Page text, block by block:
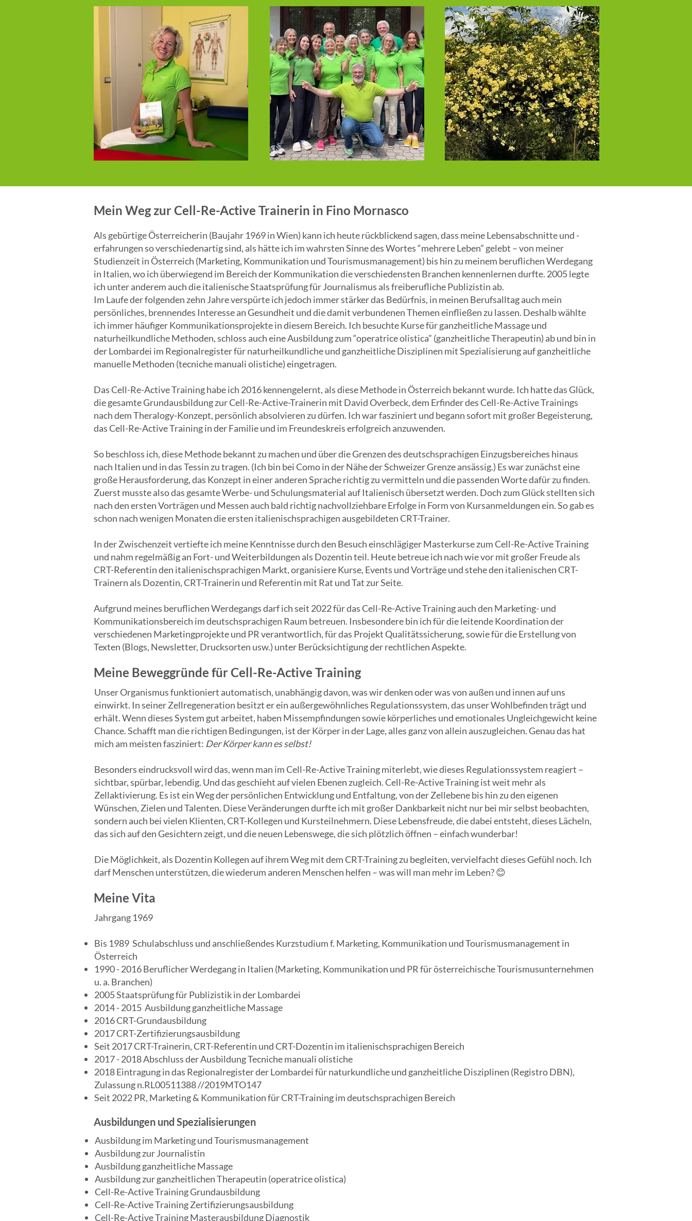
Mein Weg zur Cell-Re-Active Trainerin in Fino Mornasco
Als gebürtige Österreicherin (Baujahr 1969 in Wien) kann ich heute rückblickend sagen, dass meine Lebensabschnitte und -
erfahrungen so verschiedenartig sind, als hätte ich im wahrsten Sinne des Wortes “mehrere Leben” gelebt – von meiner
Studienzeit in Österreich (Marketing, Kommunikation und Tourismusmanagement) bis hin zu meinem beruflichen Werdegang
in Italien, wo ich überwiegend im Bereich der Kommunikation die verschiedensten Branchen kennenlernen durfte. 2005 legte
ich unter anderem auch die italienische Staatsprüfung für Journalismus als freiberufliche Publizistin ab.
Im Laufe der folgenden zehn Jahre verspürte ich jedoch immer stärker das Bedürfnis, in meinen Berufsalltag auch mein
persönliches, brennendes Interesse an Gesundheit und die damit verbundenen Themen einfließen zu lassen. Deshalb wählte
ich immer häufiger Kommunikationsprojekte in diesem Bereich. Ich besuchte Kurse für ganzheitliche Massage und
naturheilkundliche Methoden, schloss auch eine Ausbildung zum “operatrice olistica” (ganzheitliche Therapeutin) ab und bin in
der Lombardei im Regionalregister für naturheilkundliche und ganzheitliche Disziplinen mit Spezialisierung auf ganzheitliche
manuelle Methoden (tecniche manuali olistiche) eingetragen.
Das Cell-Re-Active Training habe ich 2016 kennengelernt, als diese Methode in Österreich bekannt wurde. Ich hatte das Glück,
die gesamte Grundausbildung zur Cell-Re-Active-Trainerin mit David Overbeck, dem Erfinder des Cell-Re-Active Trainings
nach dem Theralogy-Konzept, persönlich absolvieren zu dürfen. Ich war fasziniert und begann sofort mit großer Begeisterung,
das Cell-Re-Active Training in der Familie und im Freundeskreis erfolgreich anzuwenden.
So beschloss ich, diese Methode bekannt zu machen und über die Grenzen des deutschsprachigen Einzugsbereiches hinaus
nach Italien und in das Tessin zu tragen. (Ich bin bei Como in der Nähe der Schweizer Grenze ansässig.) Es war zunächst eine
große Herausforderung, das Konzept in einer anderen Sprache richtig zu vermitteln und die passenden Worte dafür zu finden.
Zuerst musste also das gesamte Werbe- und Schulungsmaterial auf Italienisch übersetzt werden. Doch zum Glück stellten sich
nach den ersten Vorträgen und Messen auch bald richtig nachvollziehbare Erfolge in Form von Kursanmeldungen ein. So gab es
schon nach wenigen Monaten die ersten italienischsprachigen ausgebildeten CRT-Trainer.
In der Zwischenzeit vertiefte ich meine Kenntnisse durch den Besuch einschlägiger Masterkurse zum Cell-Re-Active Training
und nahm regelmäßig an Fort- und Weiterbildungen als Dozentin teil. Heute betreue ich nach wie vor mit großer Freude als
CRT-Referentin den italienischsprachigen Markt, organisiere Kurse, Events und Vorträge und stehe den italienischen CRT-
Trainern als Dozentin, CRT-Trainerin und Referentin mit Rat und Tat zur Seite.
Aufgrund meines beruflichen Werdegangs darf ich seit 2022 für das Cell-Re-Active Training auch den Marketing- und
Kommunikationsbereich im deutschsprachigen Raum betreuen. Insbesondere bin ich für die leitende Koordination der
verschiedenen Marketingprojekte und PR verantwortlich, für das Projekt Qualitätssicherung, sowie für die Erstellung von
Texten (Blogs, Newsletter, Drucksorten usw.) unter Berücksichtigung der rechtlichen Aspekte.
Meine Beweggründe für Cell-Re-Active Training
Unser Organismus funktioniert automatisch, unabhängig davon, was wir denken oder was von außen und innen auf uns
einwirkt. In seiner Zellregeneration besitzt er ein außergewöhnliches Regulationssystem, das unser Wohlbefinden trägt und
erhält. Wenn dieses System gut arbeitet, haben Missempfindungen sowie körperliches und emotionales Ungleichgewicht keine
Chance. Schafft man die richtigen Bedingungen, ist der Körper in der Lage, alles ganz von allein auszugleichen. Genau das hat
mich am meisten fasziniert: Der Körper kann es selbst!
Besonders eindrucksvoll wird das, wenn man im Cell-Re-Active Training miterlebt, wie dieses Regulationssystem reagiert –
sichtbar, spürbar, lebendig. Und das geschieht auf vielen Ebenen zugleich. Cell-Re-Active Training ist weit mehr als
Zellaktivierung. Es ist ein Weg der persönlichen Entwicklung und Entfaltung, von der Zellebene bis hin zu den eigenen
Wünschen, Zielen und Talenten. Diese Veränderungen durfte ich mit großer Dankbarkeit nicht nur bei mir selbst beobachten,
sondern auch bei vielen Klienten, CRT-Kollegen und Kursteilnehmern. Diese Lebensfreude, die dabei entsteht, dieses Lächeln,
das sich auf den Gesichtern zeigt, und die neuen Lebenswege, die sich plötzlich öffnen – einfach wunderbar!
Die Möglichkeit, als Dozentin Kollegen auf ihrem Weg mit dem CRT-Training zu begleiten, vervielfacht dieses Gefühl noch. Ich
darf Menschen unterstützen, die wiederum anderen Menschen helfen – was will man mehr im Leben? 😊
Meine Vita
Jahrgang 1969
Bis 1989 Schulabschluss und anschließendes Kurzstudium f. Marketing, Kommunikation und Tourismusmanagement in
Österreich
1990 - 2016 Beruflicher Werdegang in Italien (Marketing, Kommunikation und PR für österreichische Tourismusunternehmen
u. a. Branchen)
2005 Staatsprüfung für Publizistik in der Lombardei
2014 - 2015 Ausbildung ganzheitliche Massage
2016 CRT-Grundausbildung
2017 CRT-Zertifizierungsausbildung
Seit 2017 CRT-Trainerin, CRT-Referentin und CRT-Dozentin im italienischsprachigen Bereich
2017 - 2018 Abschluss der Ausbildung Tecniche manuali olistiche
2018 Eintragung in das Regionalregister der Lombardei für naturkundliche und ganzheitliche Disziplinen (Registro DBN),
Zulassung n.RL00511388 //2019MTO147
Seit 2022 PR, Marketing & Kommunikation für CRT-Training im deutschsprachigen Bereich
Ausbildungen und Spezialisierungen
Ausbildung im Marketing und Tourismusmanagement
Ausbildung zur Journalistin
Ausbildung ganzheitliche Massage
Ausbildung zur ganzheitlichen Therapeutin (operatrice olistica)
Cell-Re-Active Training Grundausbildung
Cell-Re-Active Training Zertifizierungsausbildung
Cell-Re-Active Training Masterausbildung Diagnostik